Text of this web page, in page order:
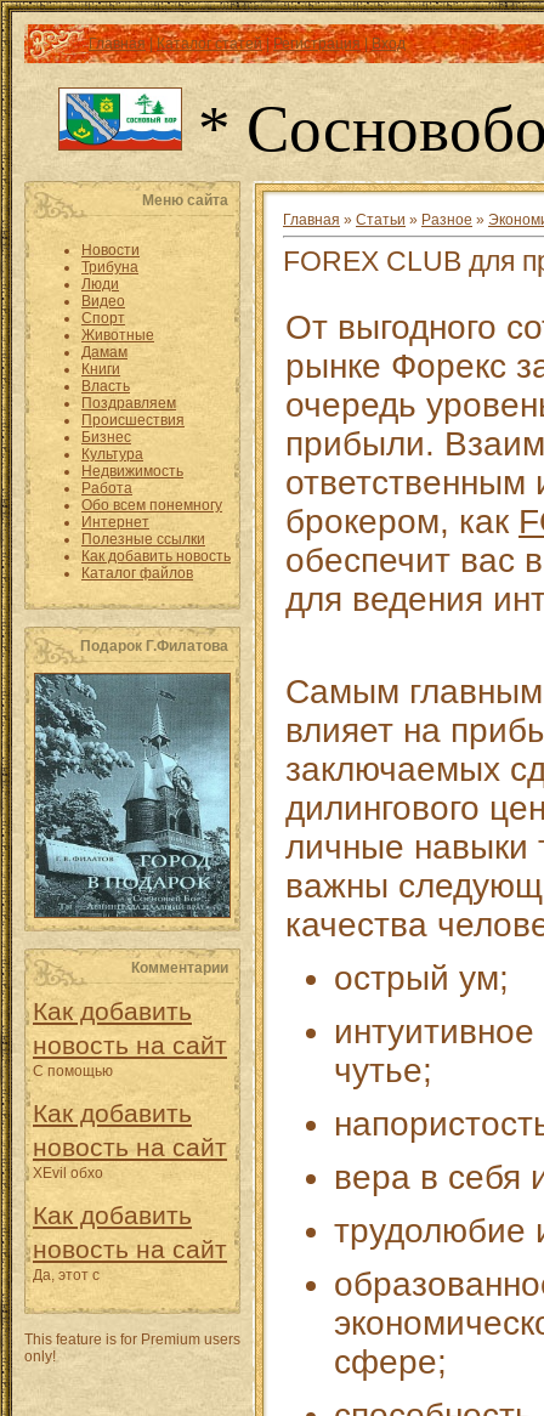
Главная|Каталог статей|Регистрация |Вход
*
Меню сайта
Новости
Трибуна
Люди
Видео
Спорт
Животные
Дамам
Книги
Власть
Поздравляем
Происшествия
Бизнес
Культура
Недвижимость
Работа
Обо всем понемногу
Интернет
Полезные ссылки
Как добавить новость
Каталог файлов
Подарок Г.Филатова
Комментарии
Как добавить
новость на сайт
С помощью
Как добавить
новость на сайт
XEvil обхо
Как добавить
новость на сайт
Да, этот с
This feature is for Premium users
only!
Главная » Статьи » Разное »
FOREX CLUB для
От выгодного
рынке Форекс
очередь
прибыли.
брокером, как
обеспечит вас
для ведения
Самым
влияет на
заключаемых
дилингового
личные навыки
важны
качества
острый ум;
интуитивное
чутье;
вера в себя
трудолюбие
сфере;